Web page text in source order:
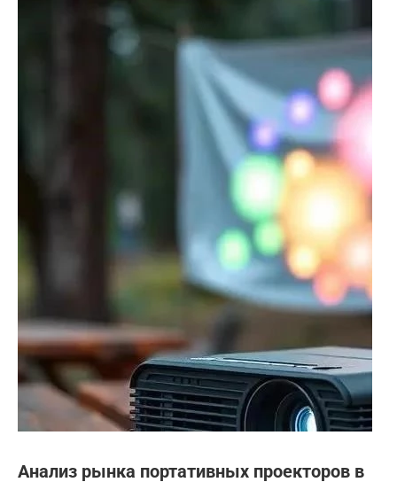
Анализ рынка портативных проекторов в